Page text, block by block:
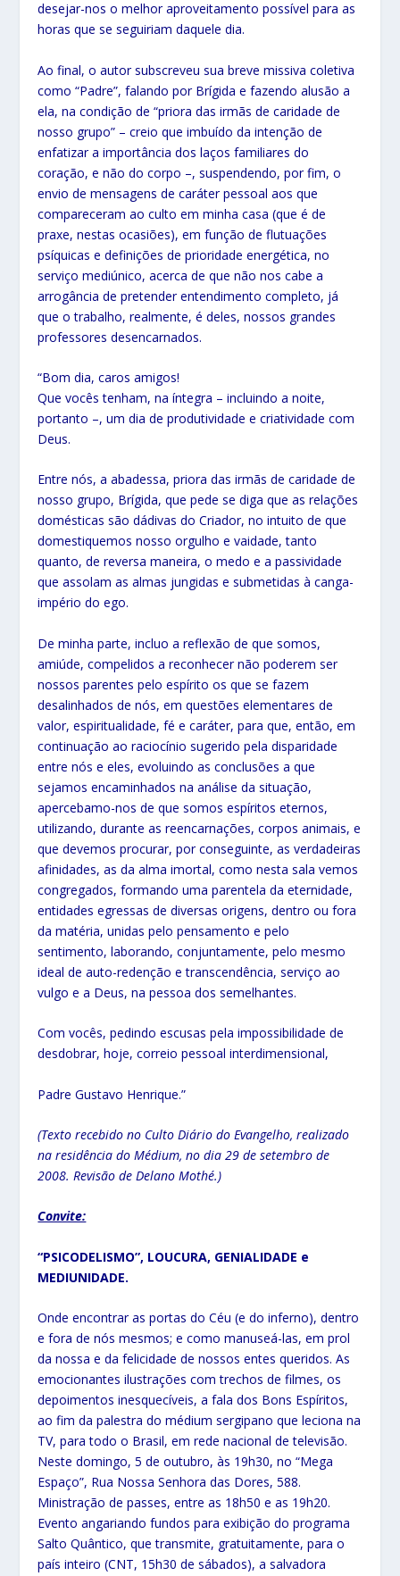
desejar-nos o melhor aproveitamento possível para as
horas que se seguiriam daquele dia.
Ao final, o autor subscreveu sua breve missiva coletiva
como “Padre”, falando por Brígida e fazendo alusão a
ela, na condição de “priora das irmãs de caridade de
nosso grupo” – creio que imbuído da intenção de
enfatizar a importância dos laços familiares do
coração, e não do corpo –, suspendendo, por fim, o
envio de mensagens de caráter pessoal aos que
compareceram ao culto em minha casa (que é de
praxe, nestas ocasiões), em função de flutuações
psíquicas e definições de prioridade energética, no
serviço mediúnico, acerca de que não nos cabe a
arrogância de pretender entendimento completo, já
que o trabalho, realmente, é deles, nossos grandes
professores desencarnados.
“Bom dia, caros amigos!
Que vocês tenham, na íntegra – incluindo a noite,
portanto –, um dia de produtividade e criatividade com
Deus.
Entre nós, a abadessa, priora das irmãs de caridade de
nosso grupo, Brígida, que pede se diga que as relações
domésticas são dádivas do Criador, no intuito de que
domestiquemos nosso orgulho e vaidade, tanto
quanto, de reversa maneira, o medo e a passividade
que assolam as almas jungidas e submetidas à canga-
império do ego.
De minha parte, incluo a reflexão de que somos,
amiúde, compelidos a reconhecer não poderem ser
nossos parentes pelo espírito os que se fazem
desalinhados de nós, em questões elementares de
valor, espiritualidade, fé e caráter, para que, então, em
continuação ao raciocínio sugerido pela disparidade
entre nós e eles, evoluindo as conclusões a que
sejamos encaminhados na análise da situação,
apercebamo-nos de que somos espíritos eternos,
utilizando, durante as reencarnações, corpos animais, e
que devemos procurar, por conseguinte, as verdadeiras
afinidades, as da alma imortal, como nesta sala vemos
congregados, formando uma parentela da eternidade,
entidades egressas de diversas origens, dentro ou fora
da matéria, unidas pelo pensamento e pelo
sentimento, laborando, conjuntamente, pelo mesmo
ideal de auto-redenção e transcendência, serviço ao
vulgo e a Deus, na pessoa dos semelhantes.
Com vocês, pedindo escusas pela impossibilidade de
desdobrar, hoje, correio pessoal interdimensional,
Padre Gustavo Henrique.”
(Texto recebido no Culto Diário do Evangelho, realizado
na residência do Médium, no dia 29 de setembro de
2008. Revisão de Delano Mothé.)
Convite:
“PSICODELISMO”, LOUCURA, GENIALIDADE e
MEDIUNIDADE.
Onde encontrar as portas do Céu (e do inferno), dentro
e fora de nós mesmos; e como manuseá-las, em prol
da nossa e da felicidade de nossos entes queridos. As
emocionantes ilustrações com trechos de filmes, os
depoimentos inesquecíveis, a fala dos Bons Espíritos,
ao fim da palestra do médium sergipano que leciona na
TV, para todo o Brasil, em rede nacional de televisão.
Neste domingo, 5 de outubro, às 19h30, no “Mega
Espaço”, Rua Nossa Senhora das Dores, 588.
Ministração de passes, entre as 18h50 e as 19h20.
Evento angariando fundos para exibição do programa
Salto Quântico, que transmite, gratuitamente, para o
país inteiro (CNT, 15h30 de sábados), a salvadora